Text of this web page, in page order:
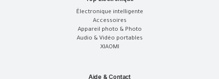
Électronique intelligente
Accessoires
Appareil photo & Photo
Audio & Vidéo portables
XIAOMI
Aide & Contact